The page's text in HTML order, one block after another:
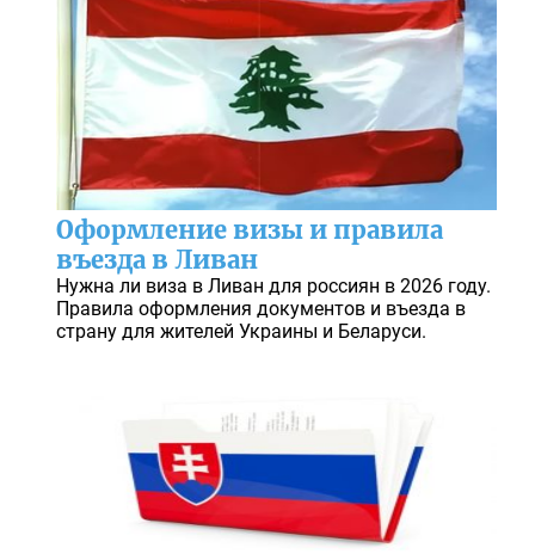
Оформление визы и правила
въезда в Ливан
Нужна ли виза в Ливан для россиян в 2026 году.
Правила оформления документов и въезда в
страну для жителей Украины и Беларуси.